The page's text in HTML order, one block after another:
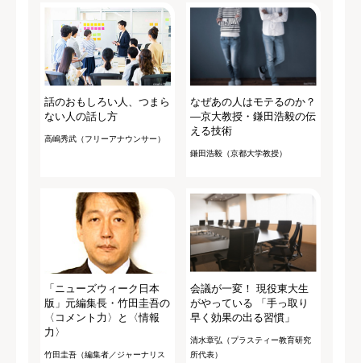
話のおもしろい人、つまら
ない人の話し方
高嶋秀武（フリーアナウンサー）
なぜあの人はモテるのか？
―京大教授・鎌田浩毅の伝
える技術
鎌田浩毅（京都大学教授）
「ニューズウィーク日本
版」元編集長・竹田圭吾の
〈コメント力〉と〈情報
力〉
竹田圭吾（編集者／ジャーナリス
会議が一変！ 現役東大生
がやっている 「手っ取り
早く効果の出る習慣」
清水章弘（プラスティー教育研究
所代表）